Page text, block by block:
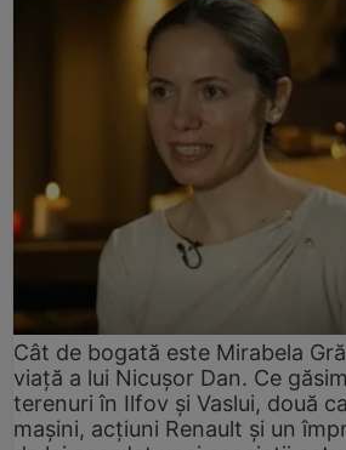
Cât de bogată este Mirabela
viață a lui Nicușor Dan. Ce
terenuri în Ilfov și Vaslui, două
mașini, acțiuni Renault și un